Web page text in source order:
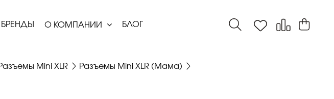
БРЕНДЫ О КОМПАНИИ БЛОГ
Mini XLR
Разъемы Mini XLR (Мама)